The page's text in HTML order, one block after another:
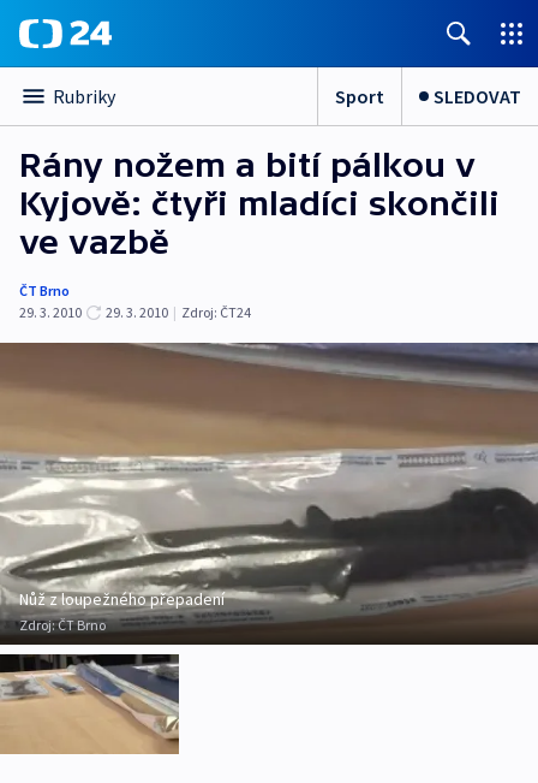
Rubriky Sport SLEDOVAT
Rány nožem a bití pálkou v
Kyjově: čtyři mladíci skončili
ve vazbě
ČT Brno
29. 3. 2010
29. 3. 2010 | Zdroj: ČT24
Nůž z loupežného přepadení
Zdroj:ČT Brno